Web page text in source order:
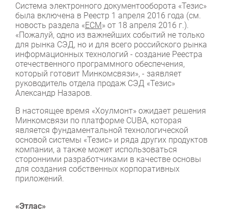
Система электронного документооборота «Тезис»
была включена в Реестр 1 апреля 2016 года (см.
новость раздела «ЕСМ» от 18 апреля 2016 г.).
«Пожалуй, одно из важнейших событий не только
для рынка СЭД, но и для всего российского рынка
информационных технологий - создание Реестра
отечественного программного обеспечения,
который готовит Минкомсвязи», - заявляет
руководитель отдела продаж СЭД «Тезис»
Александр Назаров.
В настоящее время «Хоулмонт» ожидает решения
Минкомсвязи по платформе CUBA, которая
является фундаментальной технологической
основой системы «Тезис» и ряда других продуктов
компании, а также может использоваться
сторонними разработчиками в качестве основы
для создания собственных корпоративных
приложений.
«Этлас»